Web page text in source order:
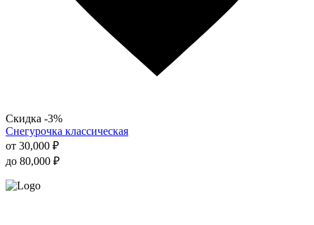
Скидка -3%
Снегурочка классическая
от 30,000 ₽
до 80,000 ₽